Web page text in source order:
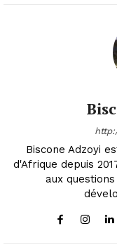
Biscone Adzoyi
d'Afrique depuis
aux